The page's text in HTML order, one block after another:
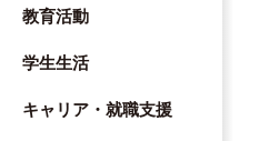
教育活動
学生生活
キャリア・就職支援